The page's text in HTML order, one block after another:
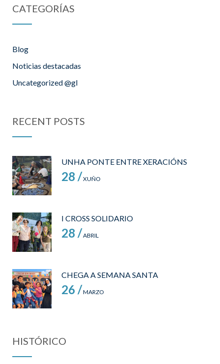
CATEGORÍAS
Blog
Noticias destacadas
Uncategorized @gl
RECENT POSTS
UNHA PONTE ENTRE XERACIÓNS
28 /XUÑO
I CROSS SOLIDARIO
28 /ABRIL
CHEGA A SEMANA SANTA
26 /MARZO
HISTÓRICO